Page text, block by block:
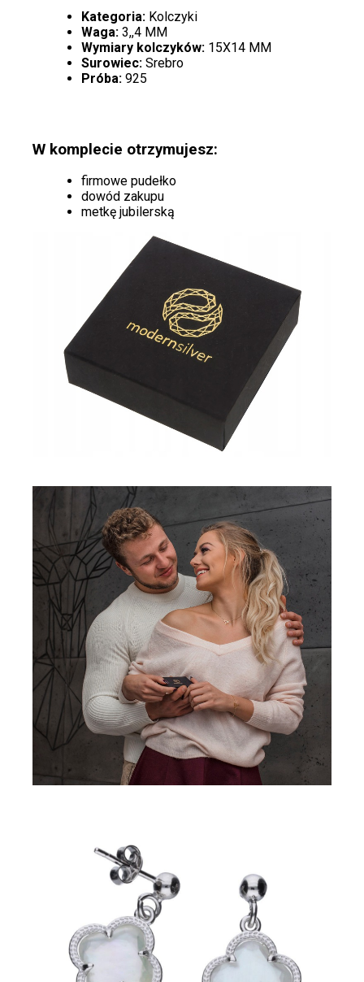
Kategoria: Kolczyki
Waga: 3,,4 MM
Wymiary kolczyków: 15X14 MM
Surowiec: Srebro
Próba: 925
W komplecie otrzymujesz:
firmowe pudełko
dowód zakupu
metkę jubilerską